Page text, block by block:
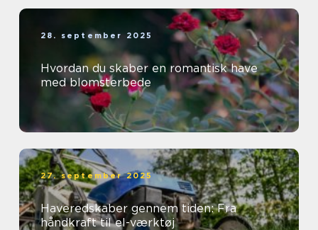
28. september 2025
Hvordan du skaber en romantisk have
med blomsterbede
27. september 2025
Haveredskaber gennem tiden: Fra
håndkraft til el-værktøj